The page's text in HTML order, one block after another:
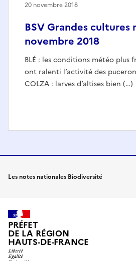
BSV Grandes cultures
novembre 2018
BLÉ : les conditions météo plus
ont ralenti l’activité des
COLZA : larves d’altises bien (…)
20 novembre 2018
Les notes nationales Biodiversité
PRÉFET
DE LA RÉGION
HAUTS-DE-FRANCE